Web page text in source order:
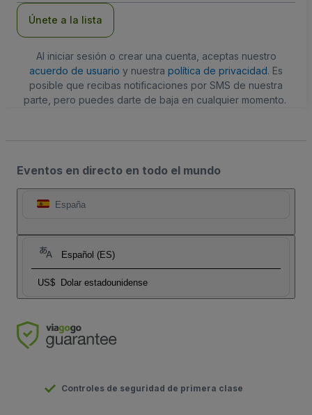
Únete a la lista
Al iniciar sesión o crear una cuenta, aceptas nuestro
acuerdo de usuario y nuestra política de privacidad. Es
posible que recibas notificaciones por SMS de nuestra
parte, pero puedes darte de baja en cualquier momento.
Eventos en directo en todo el mundo
España
Español (ES)
US$ Dolar estadounidense
Controles de seguridad de primera clase